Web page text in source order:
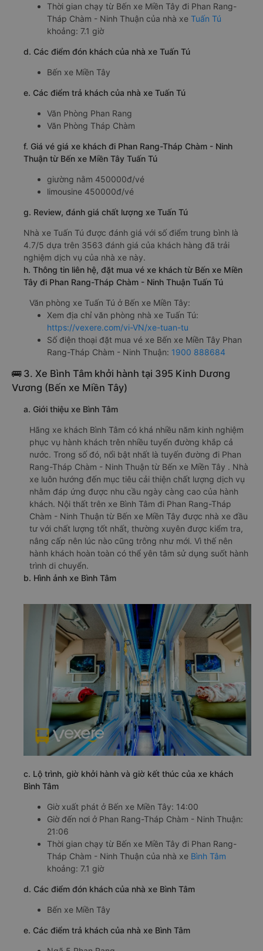
Thời gian chạy từ Bến xe Miền Tây đi Phan Rang-
Tháp Chàm - Ninh Thuận của nhà xe Tuấn Tú
khoảng: 7.1 giờ
d. Các điểm đón khách của nhà xe Tuấn Tú
Bến xe Miền Tây
e. Các điểm trả khách của nhà xe Tuấn Tú
Văn Phòng Phan Rang
Văn Phòng Tháp Chàm
f. Giá vé giá xe khách đi Phan Rang-Tháp Chàm - Ninh
Thuận từ Bến xe Miền Tây Tuấn Tú
giường nằm 450000đ/vé
limousine 450000đ/vé
g. Review, đánh giá chất lượng xe Tuấn Tú
Nhà xe Tuấn Tú được đánh giá với số điểm trung bình là
4.7/5 dựa trên 3563 đánh giá của khách hàng đã trải
nghiệm dịch vụ của nhà xe này.
h. Thông tin liên hệ, đặt mua vé xe khách từ Bến xe Miền
Tây đi Phan Rang-Tháp Chàm - Ninh Thuận Tuấn Tú
Văn phòng xe Tuấn Tú ở Bến xe Miền Tây:
Xem địa chỉ văn phòng nhà xe Tuấn Tú:
https://vexere.com/vi-VN/xe-tuan-tu
Số điện thoại đặt mua vé xe Bến xe Miền Tây Phan
Rang-Tháp Chàm - Ninh Thuận: 1900 888684
🚌 3. Xe Bình Tâm khởi hành tại 395 Kinh Dương
Vương (Bến xe Miền Tây)
a. Giới thiệu xe Bình Tâm
Hãng xe khách Bình Tâm có khá nhiều năm kinh nghiệm
phục vụ hành khách trên nhiều tuyến đường khắp cả
nước. Trong số đó, nổi bật nhất là tuyến đường đi Phan
Rang-Tháp Chàm - Ninh Thuận từ Bến xe Miền Tây . Nhà
xe luôn hướng đến mục tiêu cải thiện chất lượng dịch vụ
nhằm đáp ứng được nhu cầu ngày càng cao của hành
khách. Nội thất trên xe Bình Tâm đi Phan Rang-Tháp
Chàm - Ninh Thuận từ Bến xe Miền Tây được nhà xe đầu
tư với chất lượng tốt nhất, thường xuyên được kiểm tra,
nâng cấp nên lúc nào cũng trông như mới. Vì thế nên
hành khách hoàn toàn có thể yên tâm sử dụng suốt hành
trình di chuyển.
b. Hình ảnh xe Bình Tâm
c. Lộ trình, giờ khởi hành và giờ kết thúc của xe khách
Bình Tâm
Giờ xuất phát ở Bến xe Miền Tây: 14:00
Giờ đến nơi ở Phan Rang-Tháp Chàm - Ninh Thuận:
21:06
Thời gian chạy từ Bến xe Miền Tây đi Phan Rang-
Tháp Chàm - Ninh Thuận của nhà xe Bình Tâm
khoảng: 7.1 giờ
d. Các điểm đón khách của nhà xe Bình Tâm
Bến xe Miền Tây
e. Các điểm trả khách của nhà xe Bình Tâm